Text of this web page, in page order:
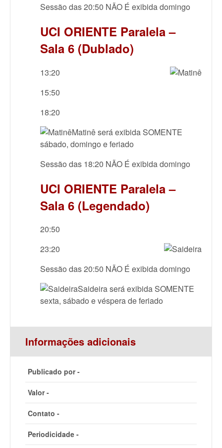
Sessão das 20:50 NÃO É exibida domingo
UCI ORIENTE Paralela –
Sala 6 (Dublado)
13:20
15:50
18:20
Matinê será exibida SOMENTE
sábado, domingo e feriado
Sessão das 18:20 NÃO É exibida domingo
UCI ORIENTE Paralela –
Sala 6 (Legendado)
20:50
23:20
Sessão das 20:50 NÃO É exibida domingo
Saideira será exibida SOMENTE
sexta, sábado e véspera de feriado
Informações adicionais
Publicado por -
Valor -
Contato -
Periodicidade -